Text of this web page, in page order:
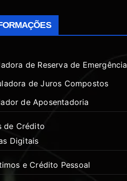
de Reserva de Emergência
de Juros Compostos
de Aposentadoria
de Crédito
Digitais
e Crédito Pessoal